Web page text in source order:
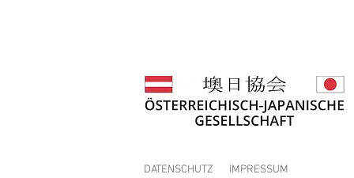
DATENSCHUTZ IMPRESSUM